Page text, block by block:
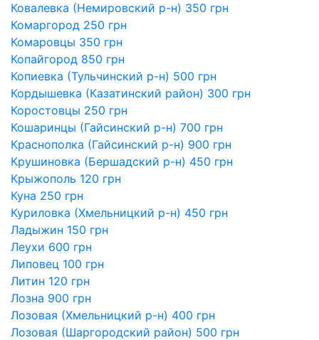
Ковалевка (Немировский р-н) 350 грн
Комаргород 250 грн
Комаровцы 350 грн
Копайгород 850 грн
Копиевка (Тульчинский р-н) 500 грн
Кордышевка (Казатинский район) 300 грн
Коростовцы 250 грн
Кошаринцы (Гайсинский р-н) 700 грн
Краснополка (Гайсинский р-н) 900 грн
Крушиновка (Бершадский р-н) 450 грн
Крыжополь 120 грн
Куна 250 грн
Куриловка (Хмельницкий р-н) 450 грн
Ладыжин 150 грн
Леухи 600 грн
Липовец 100 грн
Литин 120 грн
Лозна 900 грн
Лозовая (Хмельницкий р-н) 400 грн
Лозовая (Шаргородский район) 500 грн